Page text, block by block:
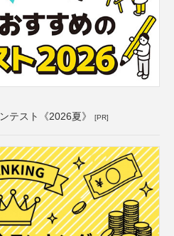
テスト《2026夏》 [PR]